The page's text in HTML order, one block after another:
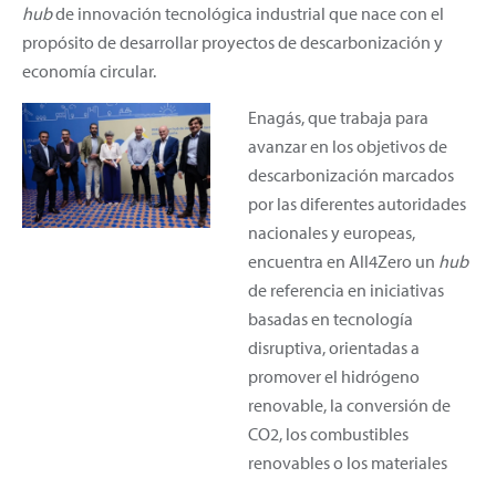
hubde innovación tecnológica industrial que nace con el
propósito de desarrollar proyectos de descarbonización y
economía circular.
Enagás, que trabaja para
avanzar en los objetivos de
descarbonización marcados
por las diferentes autoridades
nacionales y europeas,
encuentra en All4Zero un hub
de referencia en iniciativas
basadas en tecnología
disruptiva, orientadas a
promover el hidrógeno
renovable, la conversión de
CO2, los combustibles
renovables o los materiales